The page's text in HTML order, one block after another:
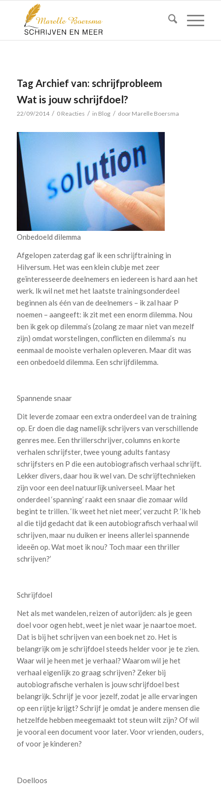
Tag Archief van: schrijfprobleem
Wat is jouw schrijfdoel?
22/09/2014 / 0 Reacties / in Blog / door Marelle Boersma
Onbedoeld dilemma
Afgelopen zaterdag gaf ik een schrijftraining in
Hilversum. Het was een klein clubje met zeer
geïnteresseerde deelnemers en iedereen is hard aan het
werk. Ik wil net met het laatste trainingsonderdeel
beginnen als één van de deelnemers – ik zal haar P
noemen – aangeeft: ik zit met een enorm dilemma. Nou
ben ik gek op dilemma’s (zolang ze maar niet van mezelf
zijn) omdat worstelingen, conflicten en dilemma’s nu
eenmaal de mooiste verhalen opleveren. Maar dit was
een onbedoeld dilemma. Een schrijfdilemma.
Spannende snaar
Dit leverde zomaar een extra onderdeel van de training
op. Er doen die dag namelijk schrijvers van verschillende
genres mee. Een thrillerschrijver, columns en korte
verhalen schrijfster, twee young adults fantasy
schrijfsters en P die een autobiografisch verhaal schrijft.
Lekker divers, daar hou ik wel van. De schrijftechnieken
zijn voor een deel natuurlijk universeel. Maar het
onderdeel ‘spanning’ raakt een snaar die zomaar wild
begint te trillen. ‘Ik weet het niet meer,’ verzucht P. ‘Ik heb
al die tijd gedacht dat ik een autobiografisch verhaal wil
schrijven, maar nu duiken er ineens allerlei spannende
ideeën op. Wat moet ik nou? Toch maar een thriller
schrijven?’
Schrijfdoel
Net als met wandelen, reizen of autorijden: als je geen
doel voor ogen hebt, weet je niet waar je naartoe moet.
Dat is bij het schrijven van een boek net zo. Het is
belangrijk om je schrijfdoel steeds helder voor je te zien.
Waar wil je heen met je verhaal? Waarom wil je het
verhaal eigenlijk zo graag schrijven? Zeker bij
autobiografische verhalen is jouw schrijfdoel best
belangrijk. Schrijf je voor jezelf, zodat je alle ervaringen
op een rijtje krijgt? Schrijf je omdat je andere mensen die
hetzelfde hebben meegemaakt tot steun wilt zijn? Of wil
je vooral een document voor later. Voor vrienden, ouders,
of voor je kinderen?
Doelloos